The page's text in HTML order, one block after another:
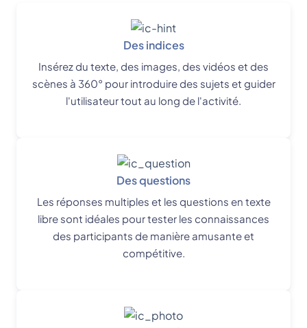
Des indices
Insérez du texte, des images, des vidéos et des
scènes à 360° pour introduire des sujets et guider
l'utilisateur tout au long de l'activité.
Des questions
Les réponses multiples et les questions en texte
libre sont idéales pour tester les connaissances
des participants de manière amusante et
compétitive.